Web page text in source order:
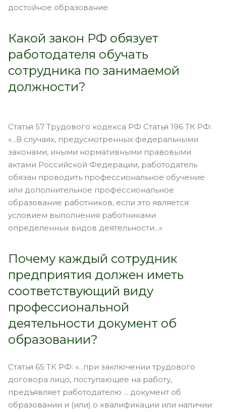
достойное образование.
Какой закон РФ обязует
работодателя обучать
сотрудника по занимаемой
должности?
Статья 57 Трудового кодекса РФ Статья 196 ТК РФ:
«...В случаях, предусмотренных федеральными
законами, иными нормативными правовыми
актами Российской Федерации, работодатель
обязан проводить профессиональное обучение
или дополнительное профессиональное
образование работников, если это является
условием выполнения работниками
определенных видов деятельности...»
Почему каждый сотрудник
предприятия должен иметь
соответствующий виду
профессиональной
деятельности документ об
образовании?
Статья 65 ТК РФ: «...при заключении трудового
договора лицо, поступающее на работу,
предъявляет работодателю ... документ об
образовании и (или) о квалификации или наличии